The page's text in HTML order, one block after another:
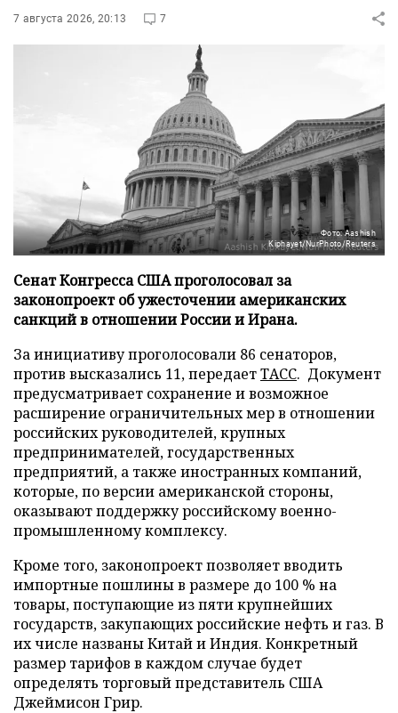
7 августа 2026, 20:13 7
Фото: Aashish
Kiphayet/NurPhoto/Reuters
Сенат Конгресса США проголосовал за
законопроект об ужесточении американских
санкций в отношении России и Ирана.
За инициативу проголосовали 86 сенаторов,
против высказались 11, передаетТАСС. Документ
предусматривает сохранение и возможное
расширение ограничительных мер в отношении
российских руководителей, крупных
предпринимателей, государственных
предприятий, а также иностранных компаний,
которые, по версии американской стороны,
оказывают поддержку российскому военно-
промышленному комплексу.
Кроме того, законопроект позволяет вводить
импортные пошлины в размере до 100 % на
товары, поступающие из пяти крупнейших
государств, закупающих российские нефть и газ. В
их числе названы Китай и Индия. Конкретный
размер тарифов в каждом случае будет
определять торговый представитель США
Джеймисон Грир.